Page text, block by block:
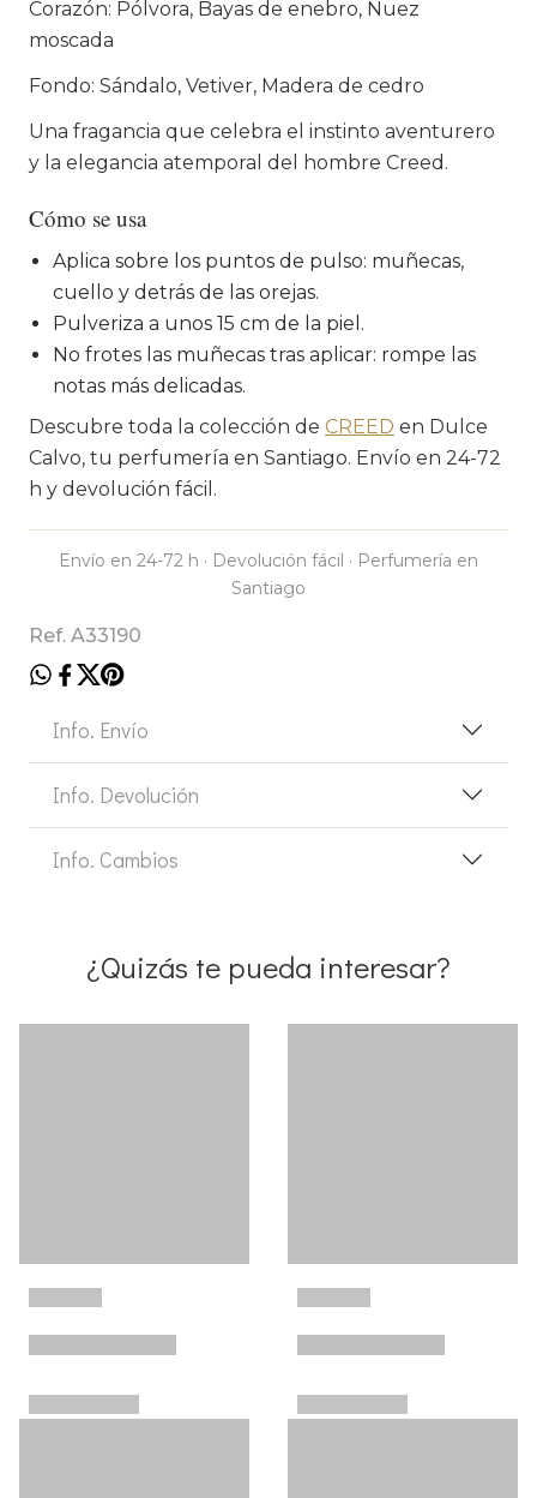
Corazón: Pólvora, Bayas de enebro, Nuez
moscada
Fondo: Sándalo, Vetiver, Madera de cedro
Una fragancia que celebra el instinto aventurero
y la elegancia atemporal del hombre Creed.
Cómo se usa
Aplica sobre los puntos de pulso: muñecas,
cuello y detrás de las orejas.
Pulveriza a unos 15 cm de la piel.
No frotes las muñecas tras aplicar: rompe las
notas más delicadas.
Descubre toda la colección de CREED en Dulce
Calvo, tu perfumería en Santiago. Envío en 24-72
h y devolución fácil.
Envío en 24-72 h · Devolución fácil · Perfumería en
Santiago
Ref. A33190
Info. Envío
Info. Devolución
Info. Cambios
¿Quizás te pueda interesar?